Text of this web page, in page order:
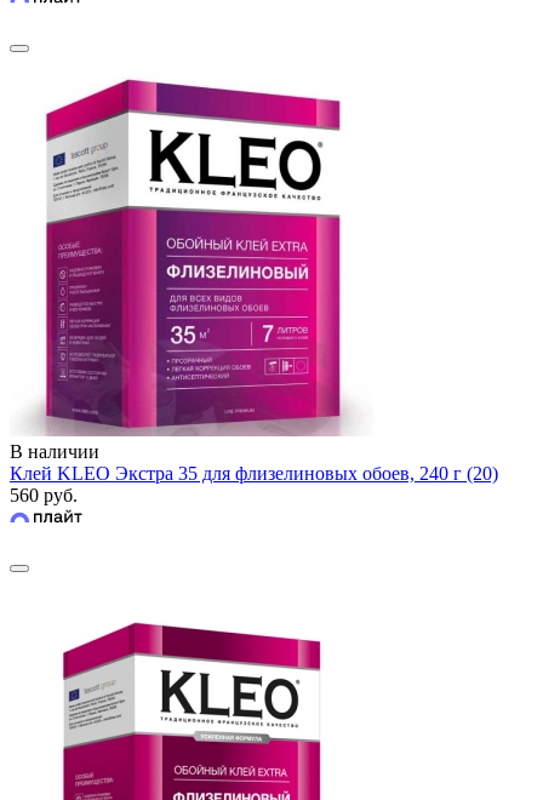
В наличии
Клей KLEO Экстра 35 для флизелиновых обоев, 240 г (20)
560 руб.